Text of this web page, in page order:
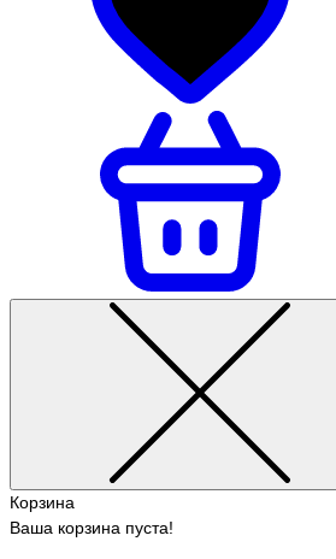
Корзина
Ваша корзина пуста!